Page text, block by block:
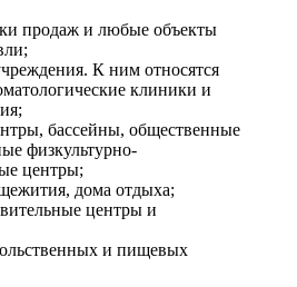
продаж и любые объекты
К ним относятся
клиники и
бассейны, общественные
физкультурно-
центры;
дома отдыха;
центры и
и пищевых